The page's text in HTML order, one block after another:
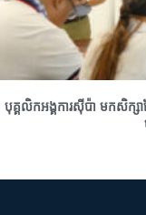
បុគ្គលិកអង្គការស៊ីប៉ា មកសិក្ស